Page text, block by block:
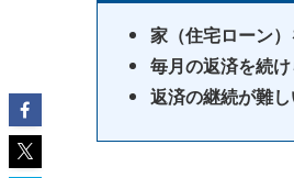
家（住宅ローン
毎月の返済を続
返済の継続が難